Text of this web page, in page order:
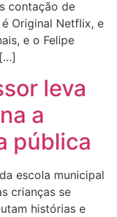
contação de
Original Netflix, e
e o Felipe
leva
a
pública
escola municipal
crianças se
histórias e